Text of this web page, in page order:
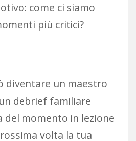
come ci siamo
più critici?
diventare un maestro
debrief familiare
del momento in lezione
volta la tua